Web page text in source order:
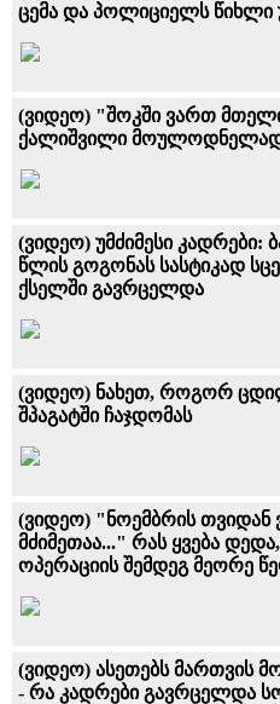
ცემა და პოლიციელს წიხლი
(ვიდეო) "შოკში ვართ
ქალიშვილი
(ვიდეო) უმძიმესი კადრები:
წლის გოგონას სასტიკად
ქსელში გავრცელდა
(ვიდეო) ნახეთ, როგორ
შპაგატში ჩაჯდომას
(ვიდეო) "ნოემბრის თვიდან
მძიმეთაა..." რას ყვება
ოპერაციის შემდეგ მეორე
(ვიდეო) ასეთებს მართვის
- რა კადრები გავრცელდა